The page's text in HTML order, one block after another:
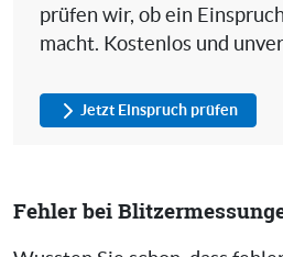
prüfen wir, ob ein
macht. Kostenlos und
Jetzt Einspruch prüfen
Fehler bei